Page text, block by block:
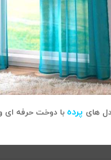
های پرده با دوخت حرفه ای
می آورد که بتواند به